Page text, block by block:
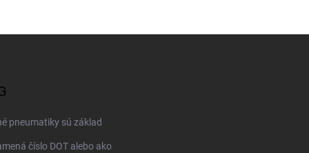
pneumatiky sú základ
číslo DOT alebo ako